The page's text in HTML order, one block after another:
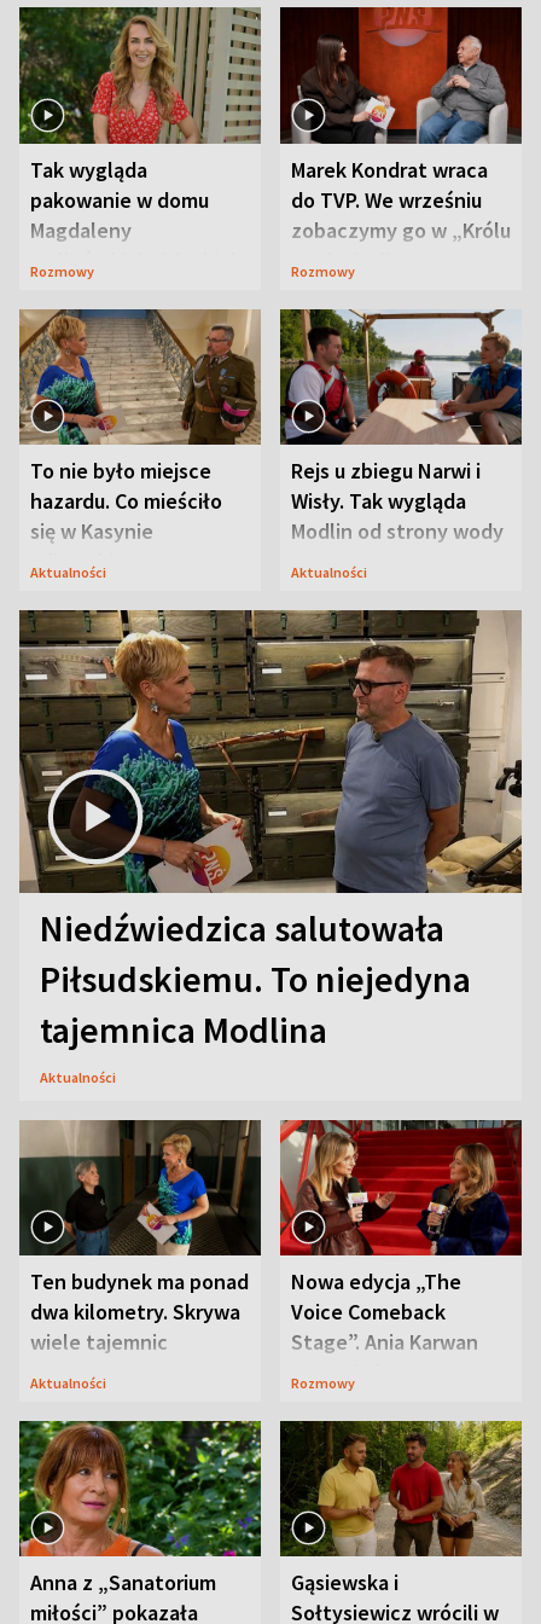
Tak wygląda
pakowanie w domu
Magdaleny
Waligórskiej-Lisieckiej.
Rozmowy
Marek Kondrat wraca
do TVP. We wrześniu
zobaczymy go w „Królu
Maciusiu I”
Rozmowy
To nie było miejsce
hazardu. Co mieściło
się w Kasynie
Oficerskim?
Aktualności
Rejs u zbiegu Narwi i
Wisły. Tak wygląda
Modlin od strony wody
Aktualności
Niedźwiedzica salutowała
Piłsudskiemu. To niejedyna
tajemnica Modlina
Aktualności
Ten budynek ma ponad
dwa kilometry. Skrywa
wiele tajemnic
Aktualności
Nowa edycja „The
Voice Comeback
Stage”. Ania Karwan
zapowiada
Rozmowy
Anna z „Sanatorium
miłości” pokazała
Gąsiewska i
Sołtysiewicz wrócili w